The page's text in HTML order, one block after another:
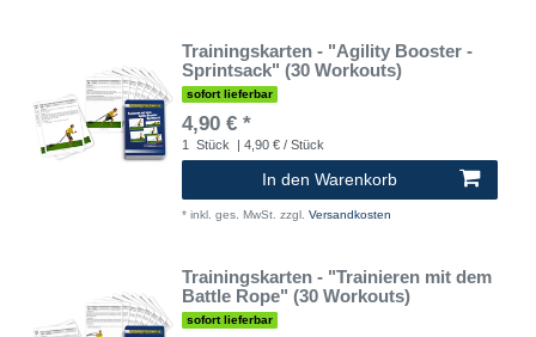
Trainingskarten - "Agility Booster -
Sprintsack" (30 Workouts)
sofort lieferbar
4,90 € *
1 Stück | 4,90 € / Stück
In den Warenkorb
* inkl. ges. MwSt. zzgl. Versandkosten
Trainingskarten - "Trainieren mit dem
Battle Rope" (30 Workouts)
sofort lieferbar